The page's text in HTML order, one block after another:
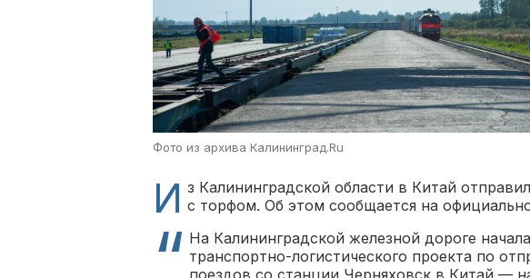
Фото из архива Калининград.Ru
И з Калининградской области в Китай
с торфом. Об этом сообщается на
На Калининградской железной дороге
транспортно-логистического проекта по
поездов со станции Черняховск в Китай —